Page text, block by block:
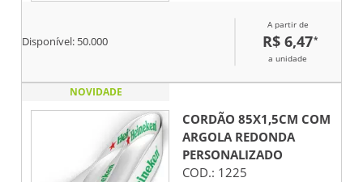
Disponível: 50.000
A partir de
R$ 6,47*
a unidade
NOVIDADE
CORDÃO 85X1,5CM COM
ARGOLA REDONDA
PERSONALIZADO
COD.: 1225